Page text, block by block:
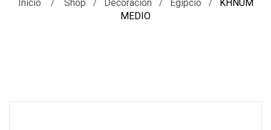
Inicio Shop Decoración Egipcio
KHNUM
MEDIO